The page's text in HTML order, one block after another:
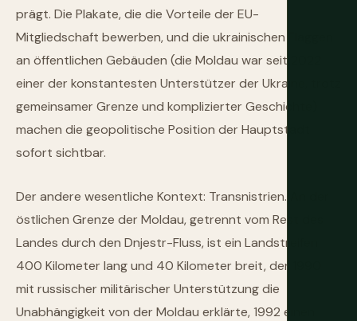
prägt. Die Plakate, die die Vorteile der EU-
Mitgliedschaft bewerben, und die ukrainischen Flaggen
an öffentlichen Gebäuden (die Moldau war seit 2022
einer der konstantesten Unterstützer der Ukraine, trotz
gemeinsamer Grenze und komplizierter Geschichte)
machen die geopolitische Position der Hauptstadt
sofort sichtbar.
Der andere wesentliche Kontext: Transnistrien. An der
östlichen Grenze der Moldau, getrennt vom Rest des
Landes durch den Dnjestr-Fluss, ist ein Landstreifen
400 Kilometer lang und 40 Kilometer breit, der 1990
mit russischer militärischer Unterstützung die
Unabhängigkeit von der Moldau erklärte, 1992 einen